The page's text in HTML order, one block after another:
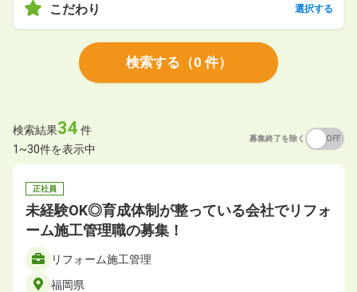
こだわり 選択する
検索する （0 件）
検索結果34 件
1~30件を表示中
募集終了を除く OFF
正社員
未経験OK◎育成体制が整っている会社でリフォ
ーム施工管理職の募集！
リフォーム施工管理
福岡県